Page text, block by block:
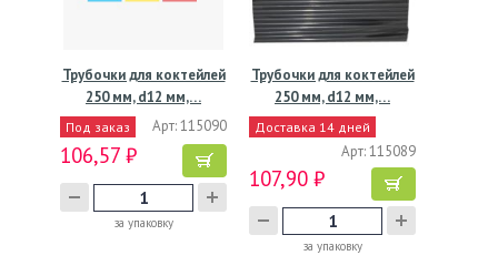
Трубочки для коктейлей
250 мм, d12 мм,…
Под заказ Арт: 115090
106,57 ₽
за упаковку
Трубочки для коктейлей
250 мм, d12 мм,…
Доставка 14 дней
Арт: 115089
107,90 ₽
за упаковку